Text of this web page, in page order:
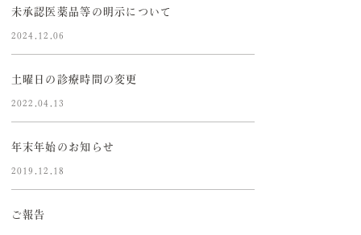
未承認医薬品等の明示について
2024.12.06
土曜日の診療時間の変更
2022.04.13
年末年始のお知らせ
2019.12.18
ご報告